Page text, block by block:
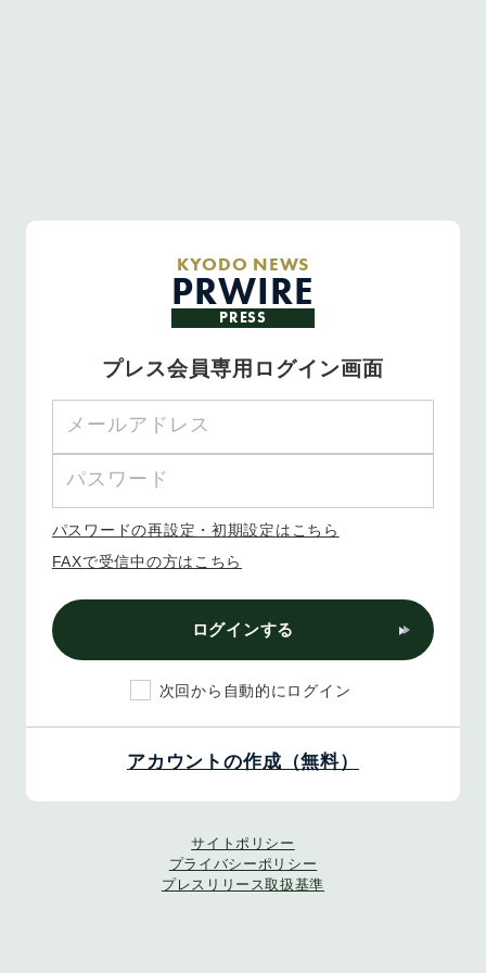
KYODO NEWS
PRWIRE
PRESS
プレス会員専用ログイン画面
パスワードの再設定・初期設定はこちら
FAXで受信中の方はこちら
ログインする
次回から自動的にログイン
アカウントの作成（無料）
サイトポリシー
プライバシーポリシー
プレスリリース取扱基準